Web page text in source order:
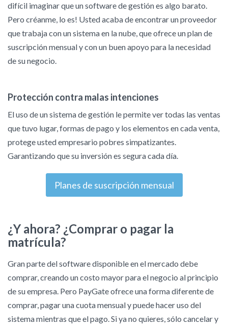
difícil imaginar que un software de gestión es algo barato.
Pero créanme, lo es! Usted acaba de encontrar un proveedor
que trabaja con un sistema en la nube, que ofrece un plan de
suscripción mensual y con un buen apoyo para la necesidad
de su negocio.
Protección contra malas intenciones
El uso de un sistema de gestión le permite ver todas las ventas
que tuvo lugar, formas de pago y los elementos en cada venta,
protege usted empresario pobres simpatizantes.
Garantizando que su inversión es segura cada día.
Planes de suscripción mensual
¿Y ahora? ¿Comprar o pagar la
matrícula?
Gran parte del software disponible en el mercado debe
comprar, creando un costo mayor para el negocio al principio
de su empresa. Pero PayGate ofrece una forma diferente de
comprar, pagar una cuota mensual y puede hacer uso del
sistema mientras que el pago. Si ya no quieres, sólo cancelar y